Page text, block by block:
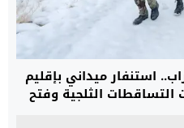
استنفار ميداني بإقليم
الثلجية وفتح